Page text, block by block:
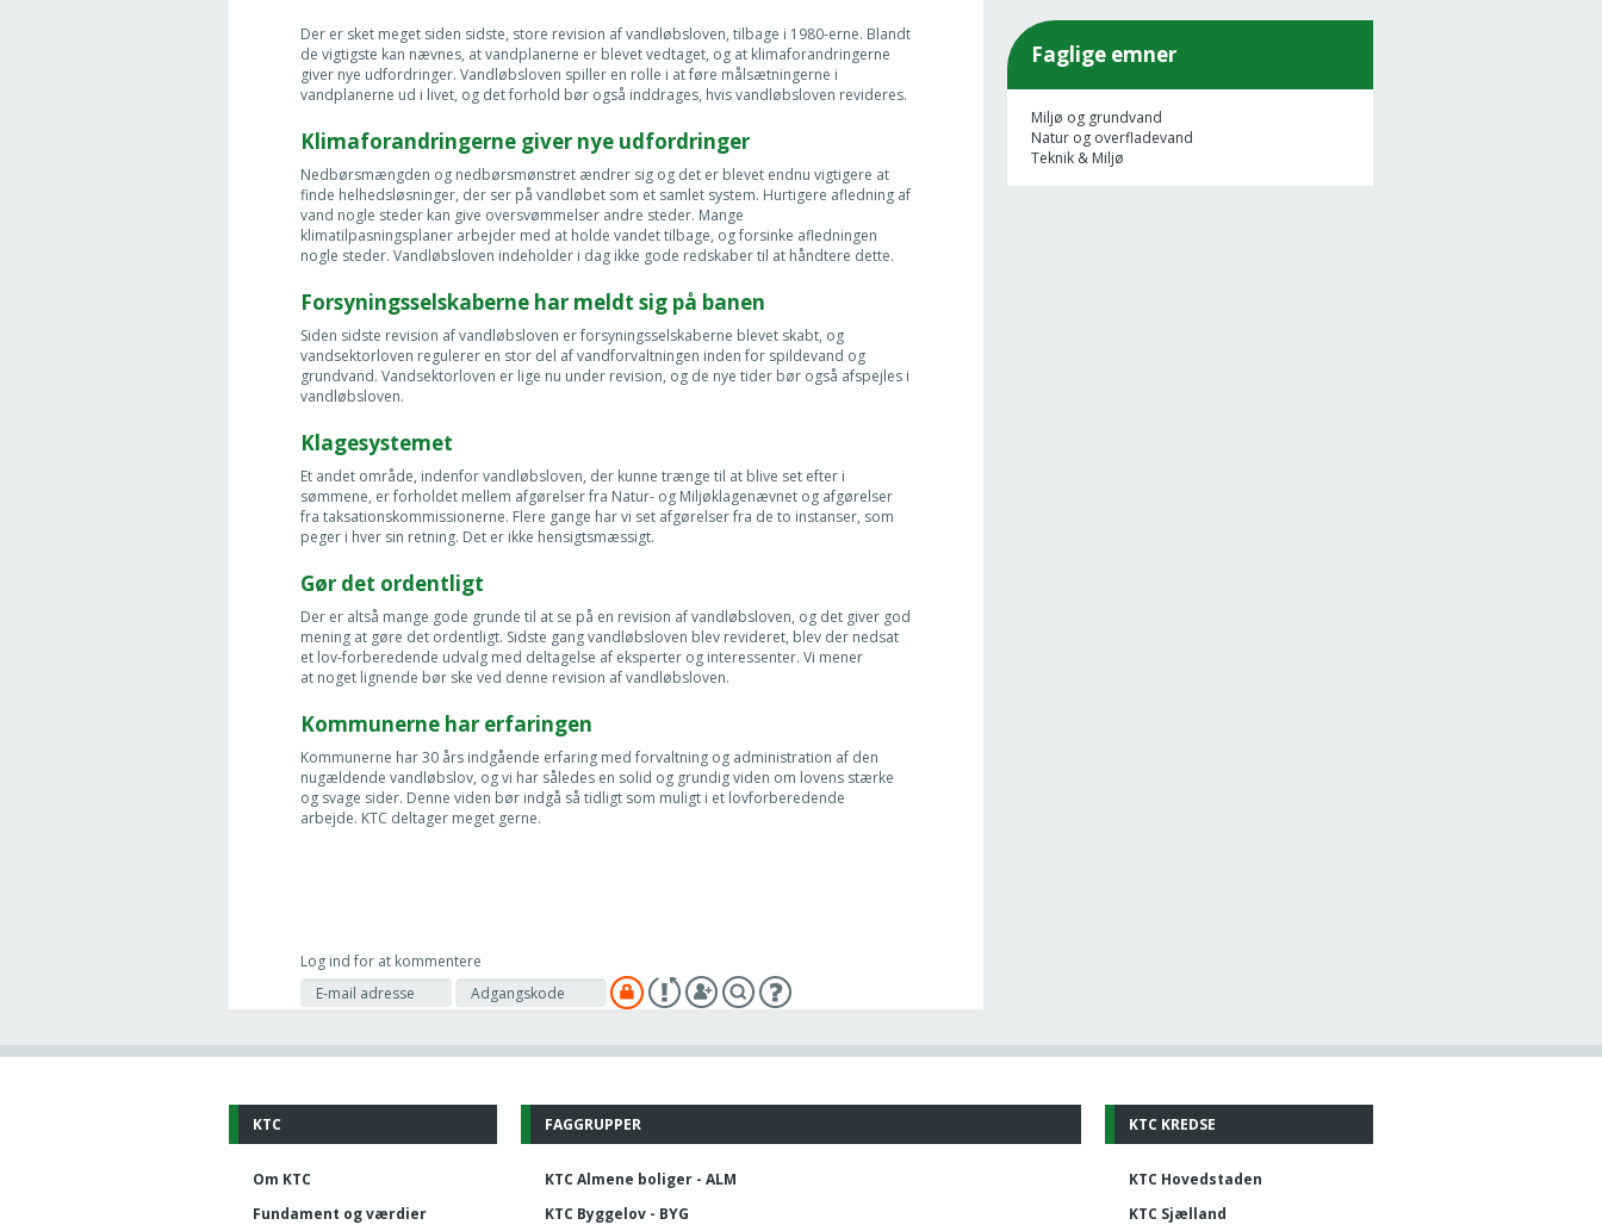
Der er sket meget siden sidste, store revision af vandløbsloven, tilbage i 1980-erne. Blandt
de vigtigste kan nævnes, at vandplanerne er blevet vedtaget, og at klimaforandringerne
giver nye udfordringer. Vandløbsloven spiller en rolle i at føre målsætningerne i
vandplanerne ud i livet, og det forhold bør også inddrages, hvis vandløbsloven revideres.
Klimaforandringerne giver nye udfordringer
Nedbørsmængden og nedbørsmønstret ændrer sig og det er blevet endnu vigtigere at
finde helhedsløsninger, der ser på vandløbet som et samlet system. Hurtigere afledning af
vand nogle steder kan give oversvømmelser andre steder. Mange
klimatilpasningsplaner arbejder med at holde vandet tilbage, og forsinke afledningen
nogle steder. Vandløbsloven indeholder i dag ikke gode redskaber til at håndtere dette.
Forsyningsselskaberne har meldt sig på banen
Siden sidste revision af vandløbsloven er forsyningsselskaberne blevet skabt, og
vandsektorloven regulerer en stor del af vandforvaltningen inden for spildevand og
grundvand. Vandsektorloven er lige nu under revision, og de nye tider bør også afspejles i
vandløbsloven.
Klagesystemet
Et andet område, indenfor vandløbsloven, der kunne trænge til at blive set efter i
sømmene, er forholdet mellem afgørelser fra Natur- og Miljøklagenævnet og afgørelser
fra taksationskommissionerne. Flere gange har vi set afgørelser fra de to instanser, som
peger i hver sin retning. Det er ikke hensigtsmæssigt.
Gør det ordentligt
Der er altså mange gode grunde til at se på en revision af vandløbsloven, og det giver god
mening at gøre det ordentligt. Sidste gang vandløbsloven blev revideret, blev der nedsat
et lov-forberedende udvalg med deltagelse af eksperter og interessenter. Vi mener
at noget lignende bør ske ved denne revision af vandløbsloven.
Kommunerne har erfaringen
Kommunerne har 30 års indgående erfaring med forvaltning og administration af den
nugældende vandløbslov, og vi har således en solid og grundig viden om lovens stærke
og svage sider. Denne viden bør indgå så tidligt som muligt i et lovforberedende
arbejde. KTC deltager meget gerne.
Log ind for at kommentere
Faglige emner
Miljø og grundvand
Natur og overfladevand
Teknik & Miljø
KTC
Om KTC
Fundament og værdier
KTC KREDSE
KTC Hovedstaden
KTC Sjælland
FAGGRUPPER
KTC Almene boliger - ALM
KTC Byggelov - BYG